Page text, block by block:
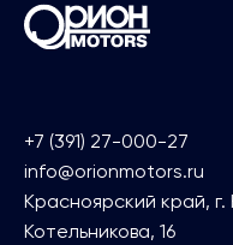
+7 (391) 27-000-27
info@orionmotors.ru
Красноярский край,
Котельникова, 16